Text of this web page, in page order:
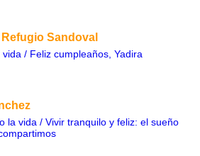
Refugio Sandoval
vida / Feliz cumpleaños, Yadira
la vida / Vivir tranquilo y feliz: el sueño